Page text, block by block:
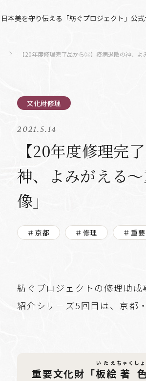
日本美を守り伝える「紡ぐプロジェクト」公式
【20年度修理完了品から⑤】疫病退散の神、よ
2021.5.14
【20年度修理完
神、よみがえる
像」
＃京都 ＃修理 ＃重
紡ぐプロジェクトの修理助
紹介シリーズ5回目は、京都
重要文化財「板絵
いたえ
著色
ちゃくしょ